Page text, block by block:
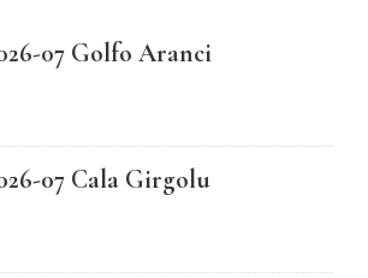
07 Golfo Aranci
07 Cala Girgolu